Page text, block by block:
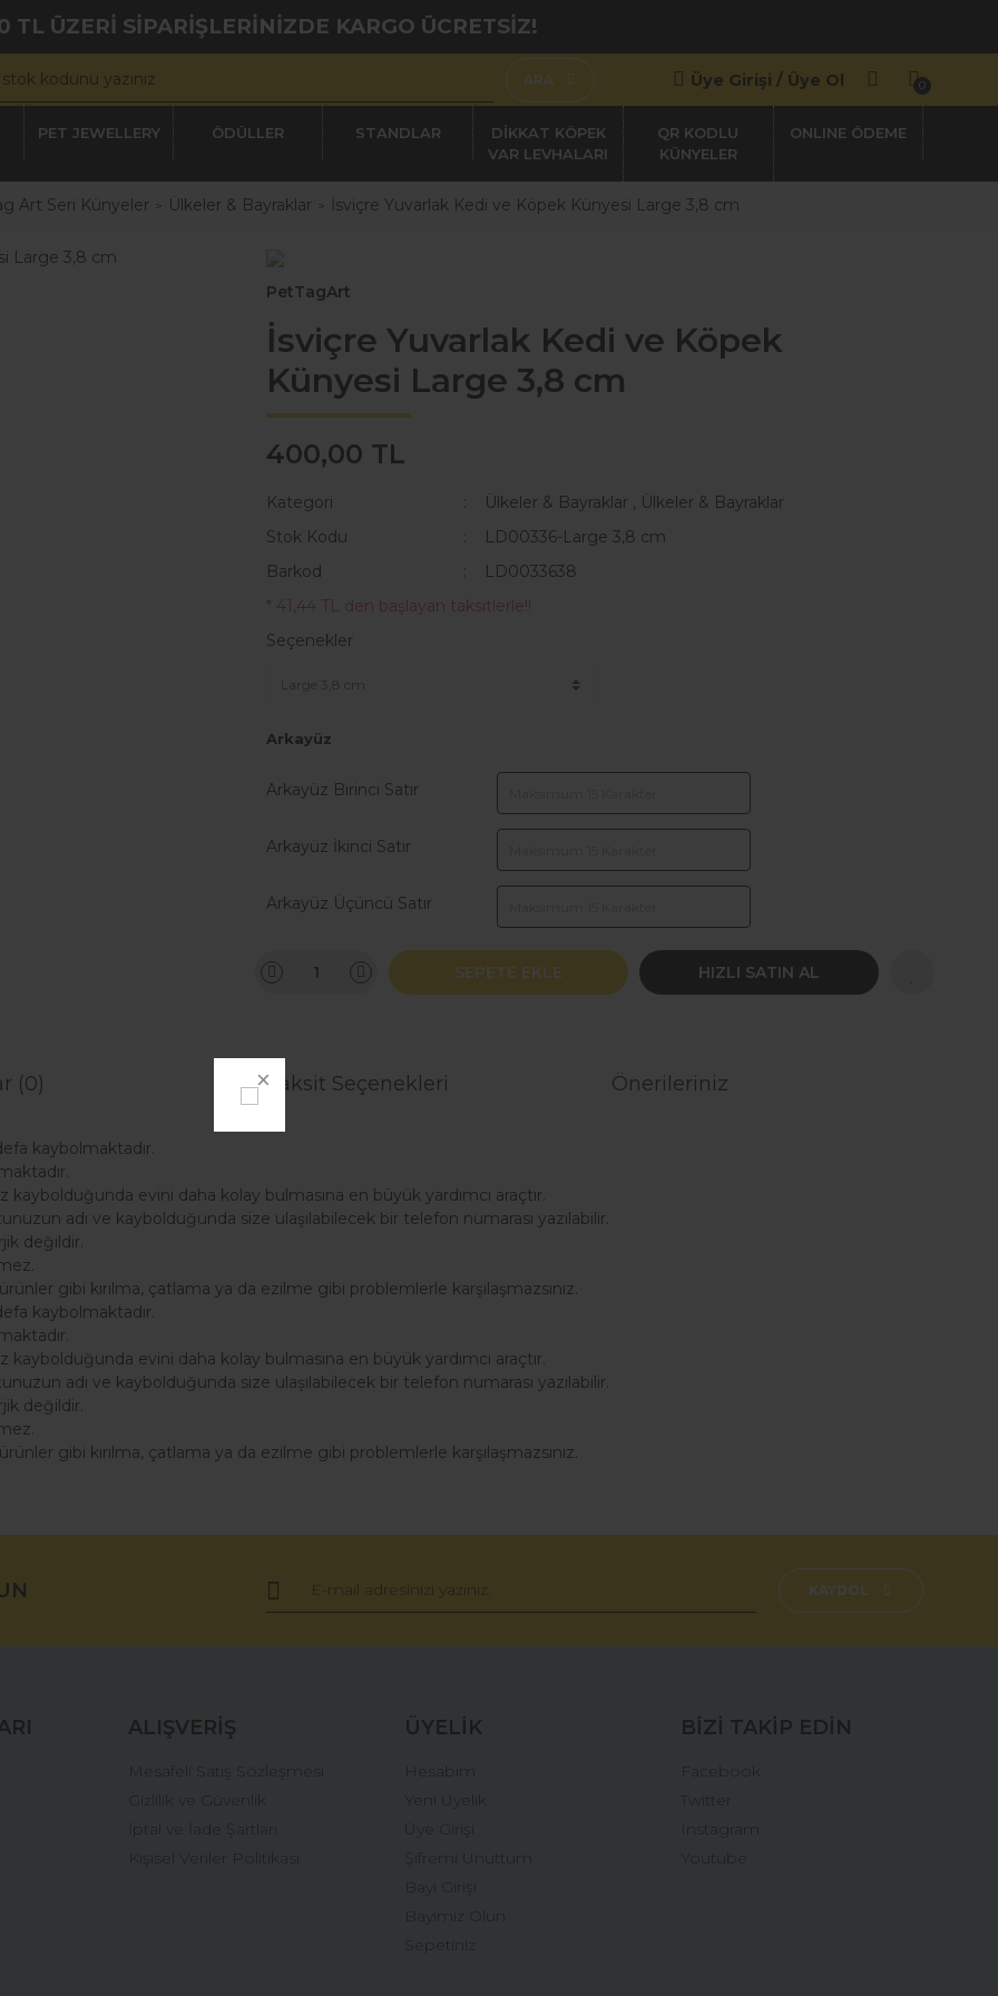
TL ÜZERİ SİPARİŞLERİNİZDE KARGO ÜCRETSİZ!
ARA Üye Girişi / Üye Ol 0
PET JEWELLERY ÖDÜLLER STANDLAR
DİKKAT KÖPEK
VAR LEVHALARI
QR KODLU
KÜNYELER
Art Seri Künyeler Ülkeler & Bayraklar İsviçre Yuvarlak Kedi ve Köpek Künyesi Large 3,8 cm
PetTagArt
İsviçre Yuvarlak Kedi ve Köpek
Künyesi Large 3,8 cm
400,00 TL
Kategori Ülkeler & Bayraklar , Ülkeler & Bayraklar
Stok Kodu
LD00336-Large 3,8 cm
Barkod
LD0033638
* 41,44 TL den başlayan taksitlerle!!
Seçenekler
Arkayüz
Arkayüz Birinci Satır
Arkayüz İkinci Satır
Arkayüz Üçüncü Satır
SEPETE EKLE HIZLI SATIN AL
(0) Taksit Seçenekleri Önerileriniz
kaybolmaktadır.
evini daha kolay bulmasına en büyük yardımcı araçtır.
adı ve kaybolduğunda size ulaşılabilecek bir telefon numarası yazılabilir.
değildir.
gibi kırılma, çatlama ya da ezilme gibi problemlerle karşılaşmazsınız.
kaybolmaktadır.
evini daha kolay bulmasına en büyük yardımcı araçtır.
adı ve kaybolduğunda size ulaşılabilecek bir telefon numarası yazılabilir.
değildir.
gibi kırılma, çatlama ya da ezilme gibi problemlerle karşılaşmazsınız.
Yorum Yaz
Gönder
KAYDOL
ALIŞVERİŞ
Mesafeli Satış Sözleşmesi
Gizlilik ve Güvenlik
İptal ve İade Şartları
Kişisel Veriler Politikası
ÜYELİK
Hesabım
Yeni Üyelik
Üye Girişi
Şifremi Unuttum
Bayi Girişi
Bayimiz Olun
Sepetiniz
BİZİ TAKİP EDİN
Facebook
Twitter
Instagram
Youtube